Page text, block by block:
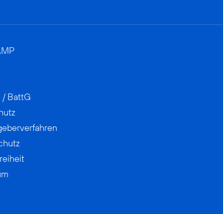
/ BattG